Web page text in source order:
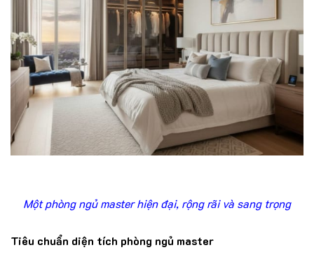
Một phòng ngủ master hiện đại, rộng rãi và sang trọng
Tiêu chuẩn diện tích phòng ngủ master